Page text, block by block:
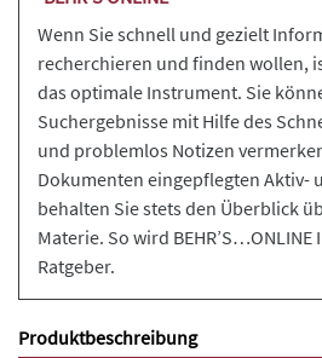
Wenn Sie schnell und gezielt
recherchieren und finden wollen,
das optimale Instrument. Sie
Suchergebnisse mit Hilfe des
und problemlos Notizen
Dokumenten eingepflegten Aktiv-
behalten Sie stets den Überblick
Materie. So wird
Ratgeber.
Produktbeschreibung